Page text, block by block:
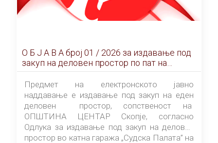
О Б Ј А В А брoj 01 / 2026 за издавање под
закуп на деловен простор по пат на
ЕЛЕКТРОНСКО ЈАВНО НАДДАВАЊЕ
Предмет на електронското јавно
наддавање е издавање под закуп на еден
деловен простор, сопственост на
ОПШТИНА ЦЕНТАР Скопје, согласно
Одлука за издавање под закуп на деловен
простор во катна гаража „Судска Палата” на